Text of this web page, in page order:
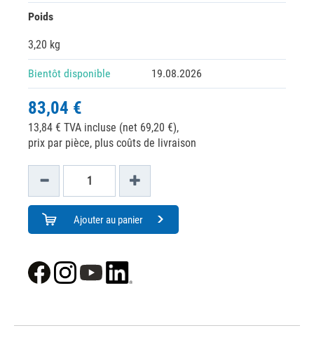
Poids
3,20 kg
Bientôt disponible 19.08.2026
83,04 €
13,84 € TVA incluse (net 69,20 €),
prix par pièce, plus coûts de livraison
Ajouter au panier